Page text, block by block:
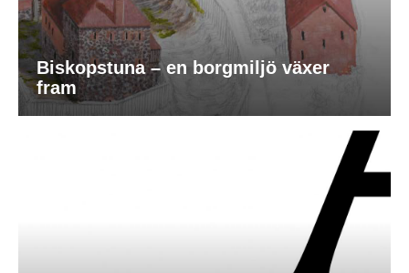
Biskopstuna – en borgmiljö växer
fram